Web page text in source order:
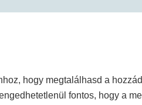
hogy megtalálhasd a
fontos, hogy a